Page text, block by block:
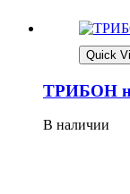
Quick
ТРИБОН
В наличии